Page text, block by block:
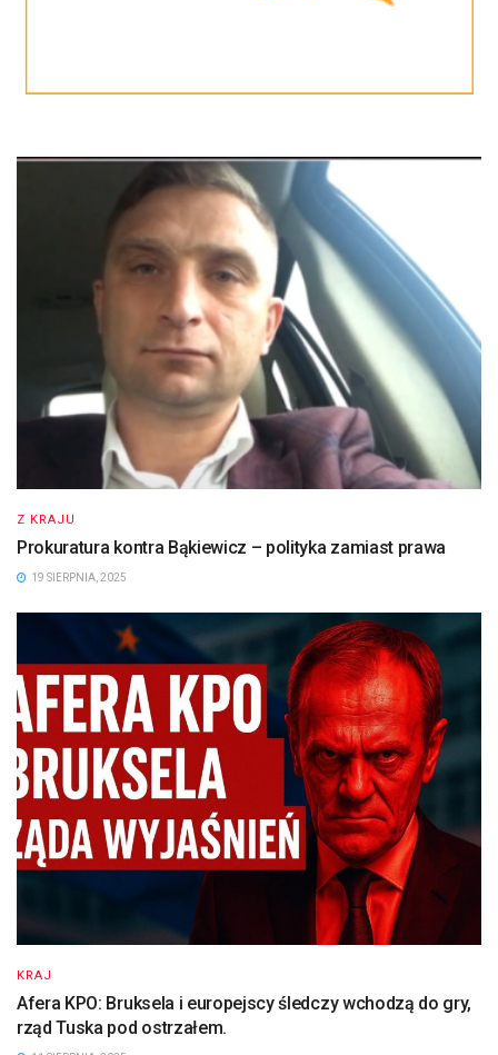
Z KRAJU
Prokuratura kontra Bąkiewicz – polityka zamiast prawa
19 SIERPNIA, 2025
KRAJ
Afera KPO: Bruksela i europejscy śledczy wchodzą do gry,
rząd Tuska pod ostrzałem.